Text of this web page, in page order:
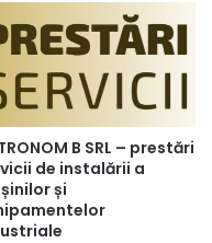
B SRL – prestări
de instalării a
și